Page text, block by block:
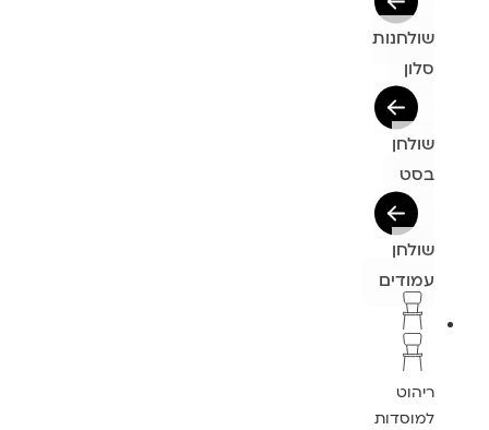
שולחנות
סלון
שולחן
בסט
שולחן
עמודים
ריהוט
למוסדות